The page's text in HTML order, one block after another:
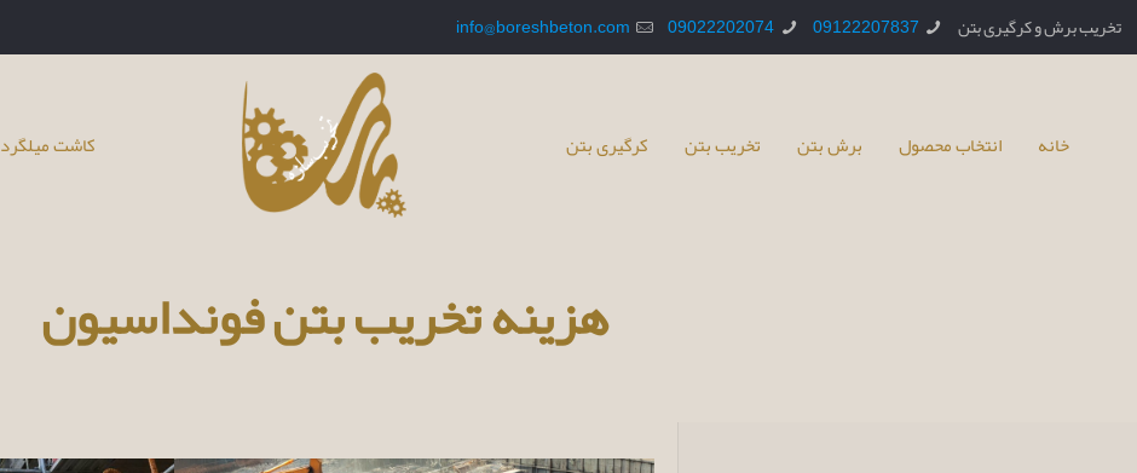
تخریب برش و کرگیری بتن 09122207837
09022202074
info@boreshbeton.com
کاشت میلگرد خانه انتخاب محصول برش بتن تخریب بتن کرگیری بتن
هزینه تخریب بتن فونداسیون